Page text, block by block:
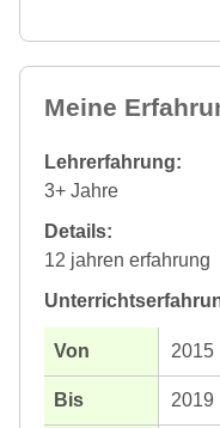
Meine
Lehrerfahrung:
3+ Jahre
Details:
12 jahren erfahrung
2015
2019